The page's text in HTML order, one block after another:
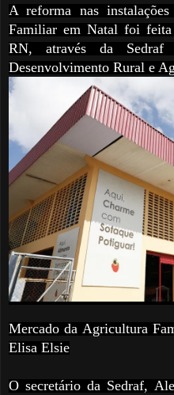
A reforma nas
Familiar em Natal foi
RN, através da Sedraf
Desenvolvimento Rural e
Mercado da Agricultura
Elisa Elsie
O secretário da Sedraf,